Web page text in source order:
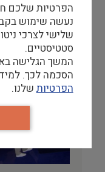
עיצוב
הפרטיות שלכם
שלישי לצרכי
סטטיסטיים.
המשך הגלישה
הסכמה לכך.
הפרטיותשלנו.